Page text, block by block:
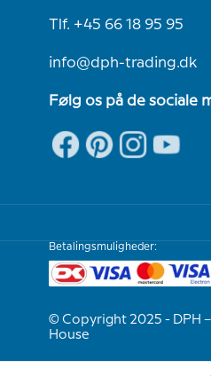
Tlf. +45 66 18 95 95
info@dph-trading.dk
Følg os på de sociale
Betalingsmuligheder:
© Copyright 2025 - DPH
House